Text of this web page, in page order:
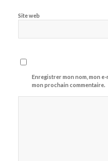
Site web
Enregistrer mon nom, mon
mon prochain commentaire.